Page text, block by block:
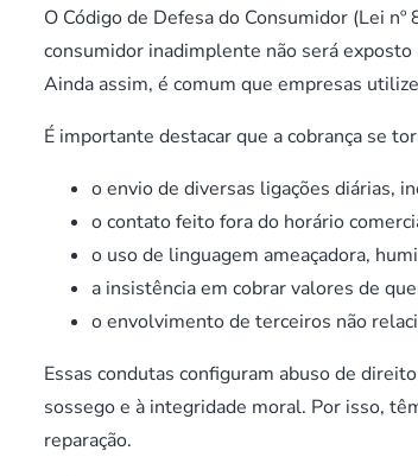
O Código de Defesa do Consumidor (Lei
consumidor inadimplente não será
Ainda assim, é comum que empresas
É importante destacar que a cobrança se
o envio de diversas ligações diárias,
o contato feito fora do horário
o uso de linguagem ameaçadora,
a insistência em cobrar valores de
o envolvimento de terceiros não
Essas condutas configuram abuso de
sossego e à integridade moral. Por isso,
reparação.